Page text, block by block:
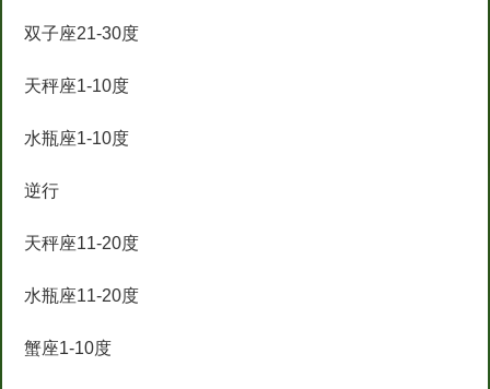
双子座21-30度
天秤座1-10度
水瓶座1-10度
逆行
天秤座11-20度
水瓶座11-20度
蟹座1-10度